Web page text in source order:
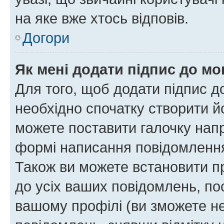
на яке вже хтось відповів.
Догори
Як мені додати підпис до
Для того, щоб додати підпис
необхідно спочатку створити
можете поставити галочку
формі написання
Також ви можете встановити
до усіх ваших повідомлень,
вашому профілі (ви зможете